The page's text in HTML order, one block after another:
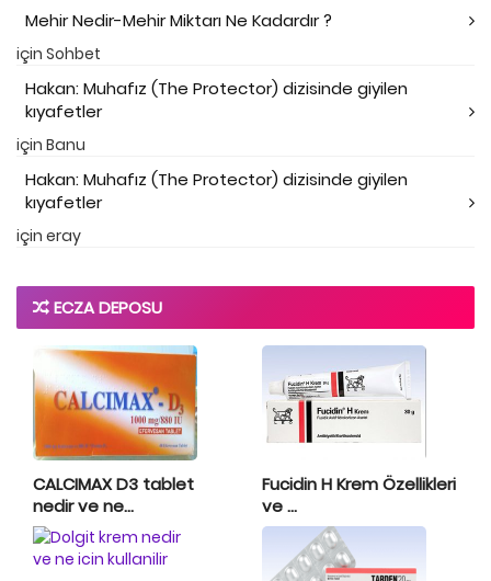
Mehir Nedir-Mehir Miktarı Ne Kadardır ?
için Sohbet
Hakan: Muhafız (The Protector) dizisinde giyilen
kıyafetler
için Banu
Hakan: Muhafız (The Protector) dizisinde giyilen
kıyafetler
için eray
ECZA DEPOSU
CALCIMAX D3 tablet
nedir ve ne...
Fucidin H Krem Özellikleri
ve ...